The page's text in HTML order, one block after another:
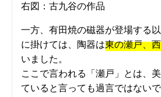
右図：古九谷の作品
一方、有田焼の磁器が登場する
に掛けては、陶器は東の瀬戸、
いました。
ここで言われる「瀬戸」とは、
ていると言っても過言ではないで